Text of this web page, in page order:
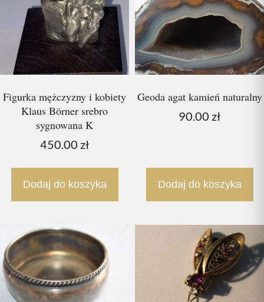
Figurka mężczyzny i kobiety
Klaus Börner srebro
sygnowana K
450.00 zł
Dodaj do koszyka
Geoda agat kamień naturalny
90.00 zł
Dodaj do koszyka